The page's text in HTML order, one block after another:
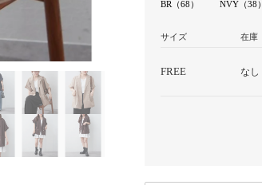
BR（68） NVY（38）
サイズ 在庫
FREE なし